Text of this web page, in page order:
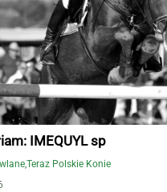
Teraz Polskie Konie
IMEQUYL sp